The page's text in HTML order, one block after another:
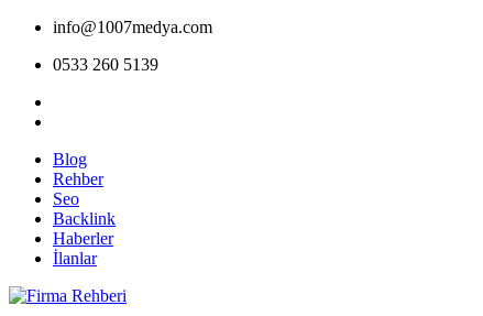
info@1007medya.com
0533 260 5139
Blog
Rehber
Seo
Backlink
Haberler
İlanlar